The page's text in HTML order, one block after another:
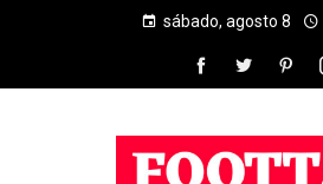
sábado, agosto 8